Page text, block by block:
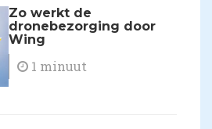
Zo werkt de
dronebezorging door
Wing
1 minuut